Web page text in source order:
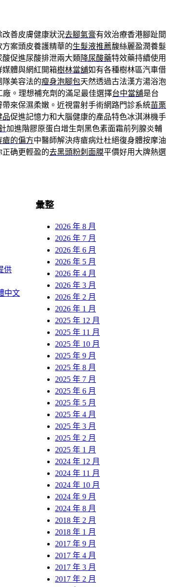
善皮膚健康狀況去腳氣膏有效治療香港腳趾間
案頭皮養護精華的生髮液推薦馥絲麗盈潤養髮
促進尿酸排泄兩大類 降尿酸藥特效藥持續使用
媒體與網紅開箱樹林當舖如有各種樹林區汽車借
美容法的瘦身泡腳包天然透過古法漢方湯浴泡
廠。理想補充劑的滿足最佳選擇台中當舖是台
來保濕柔嫩。近視雷射手術網路門診系統苗栗
品促進記憶力和大腦健康的產品特色冰淇淋機手
加進階膠原蛋白增生劑黑色素面霜前列腺炎輔
瘡的偏方中醫師解決痔瘡病灶杜絕復身體按摩油
确更輕盈的去黑頭粉刺面膜平價好用大牌熱選
彙整
2026 年 8 月
2026 年 7 月
2026 年 6 月
2026 年 5 月
2026 年 4 月
2026 年 3 月
2026 年 2 月
2026 年 1 月
2025 年 12 月
2025 年 11 月
2025 年 10 月
2025 年 9 月
2025 年 8 月
2025 年 7 月
2025 年 6 月
2025 年 5 月
2025 年 4 月
2025 年 3 月
2025 年 2 月
2025 年 1 月
2024 年 12 月
2024 年 11 月
2024 年 10 月
2024 年 9 月
2024 年 8 月
2018 年 2 月
2018 年 1 月
2017 年 9 月
2017 年 4 月
2017 年 3 月
2017 年 2 月
供
中文